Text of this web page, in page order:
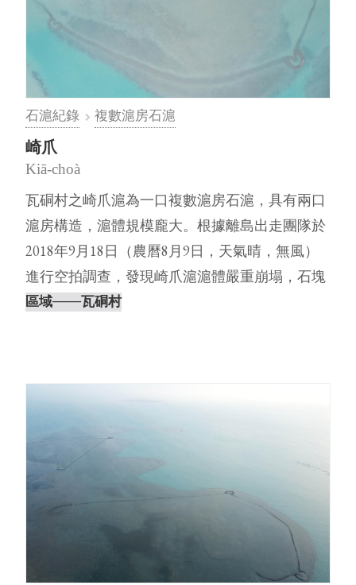
石滬紀錄 複數滬房石滬
崎爪
Kiā-choà
瓦硐村之崎爪滬為一口複數滬房石滬，具有兩口
滬房構造，滬體規模龐大。根據離島出走團隊於
2018年9月18日（農曆8月9日，天氣晴，無風）
進行空拍調查，發現崎爪滬滬體嚴重崩塌，石塊
散落在周遭，⋯
區域───瓦硐村